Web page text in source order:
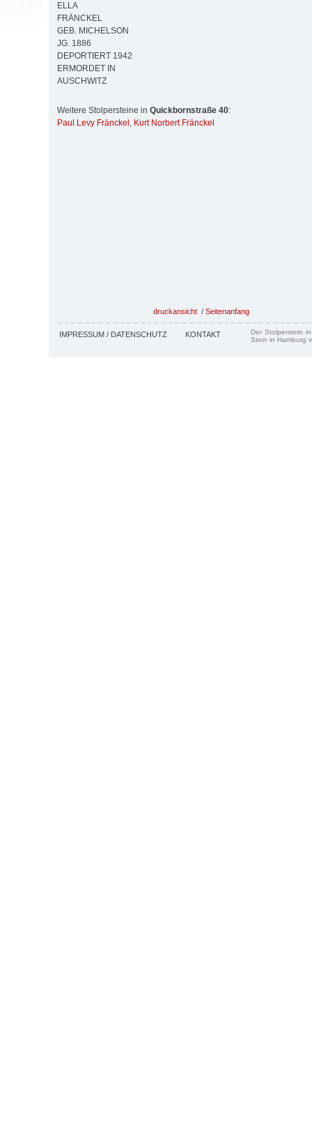
ELLA
FRÄNCKEL
GEB. MICHELSON
JG. 1886
DEPORTIERT 1942
ERMORDET IN
AUSCHWITZ
Weitere Stolpersteine in Quickbornstraße 40:
Paul Levy Fränckel , Kurt Norbert Fränckel
druckansicht / Seitenanfang
IMPRESSUM / DATENSCHUTZ KONTAKT
Der Stolperstein
Stein in Hamburg